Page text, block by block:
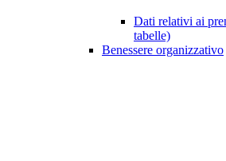
Dati relativi ai
tabelle)
Benessere organizzativo